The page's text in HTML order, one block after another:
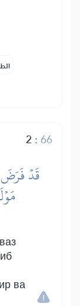
2 :66
قَدۡ فَرَضَ
ва